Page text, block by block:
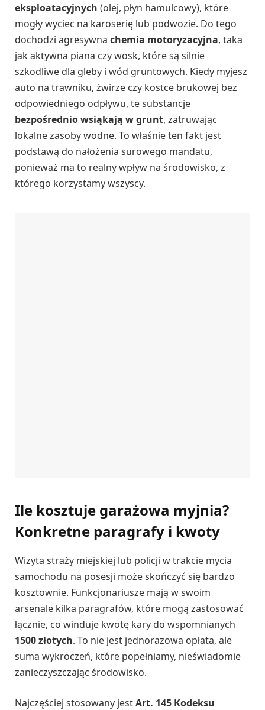
eksploatacyjnych (olej, płyn hamulcowy), które
mogły wyciec na karoserię lub podwozie. Do tego
dochodzi agresywna chemia motoryzacyjna, taka
jak aktywna piana czy wosk, które są silnie
szkodliwe dla gleby i wód gruntowych. Kiedy myjesz
auto na trawniku, żwirze czy kostce brukowej bez
odpowiedniego odpływu, te substancje
bezpośrednio wsiąkają w grunt, zatruwając
lokalne zasoby wodne. To właśnie ten fakt jest
podstawą do nałożenia surowego mandatu,
ponieważ ma to realny wpływ na środowisko, z
którego korzystamy wszyscy.
Ile kosztuje garażowa myjnia?
Konkretne paragrafy i kwoty
Wizyta straży miejskiej lub policji w trakcie mycia
samochodu na posesji może skończyć się bardzo
kosztownie. Funkcjonariusze mają w swoim
arsenale kilka paragrafów, które mogą zastosować
łącznie, co winduje kwotę kary do wspomnianych
1500 złotych. To nie jest jednorazowa opłata, ale
suma wykroczeń, które popełniamy, nieświadomie
zanieczyszczając środowisko.
Najczęściej stosowany jestArt. 145 Kodeksu